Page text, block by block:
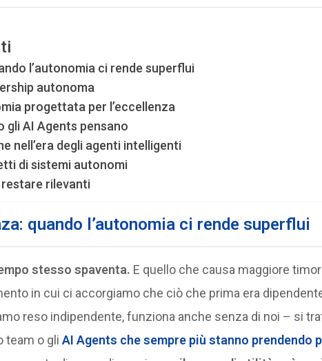
l’autonomia ci rende superflui
autonoma
progettata per l’eccellenza
gli AI Agents pensano
nell’era degli agenti intelligenti
di sistemi autonomi
rilevanti
quando l’autonomia ci rende superflui
stesso spaventa. E quello che causa maggiore
in cui ci accorgiamo che ciò che prima era
reso indipendente, funziona anche senza di noi – si
team o gli AI Agents che sempre più stanno prendendo